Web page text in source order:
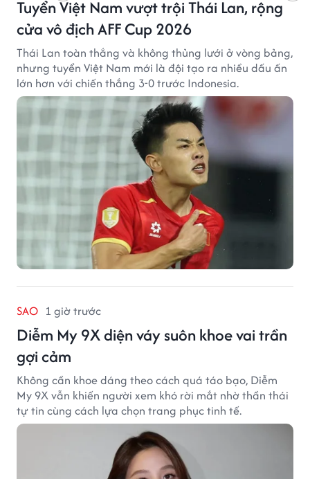
Tuyển Việt Nam vượt trội Thái Lan, rộng
cửa vô địch AFF Cup 2026
Thái Lan toàn thắng và không thủng lưới ở vòng bảng,
nhưng tuyển Việt Nam mới là đội tạo ra nhiều dấu ấn
lớn hơn với chiến thắng 3-0 trước Indonesia.
SAO 1 giờ trước
Diễm My 9X diện váy suôn khoe vai trần
gợi cảm
Không cần khoe dáng theo cách quá táo bạo, Diễm
My 9X vẫn khiến người xem khó rời mắt nhờ thần thái
tự tin cùng cách lựa chọn trang phục tinh tế.